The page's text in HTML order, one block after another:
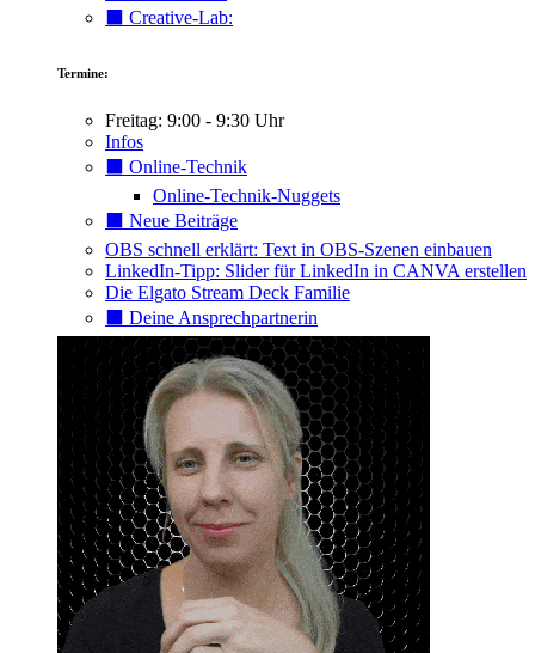
⬛️ Creative-Lab:
Termine:
Freitag: 9:00 - 9:30 Uhr
Infos
⬛️ Online-Technik
Online-Technik-Nuggets
⬛️ Neue Beiträge
OBS schnell erklärt: Text in OBS-Szenen einbauen
LinkedIn-Tipp: Slider für LinkedIn in CANVA erstellen
Die Elgato Stream Deck Familie
⬛️ Deine Ansprechpartnerin